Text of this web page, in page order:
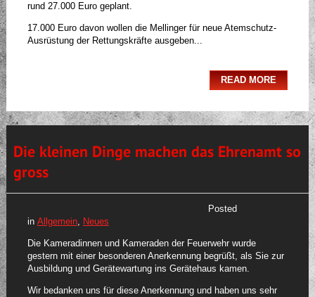
rund 27.000 Euro geplant.
17.000 Euro davon wollen die Mellinger für neue Atemschutz-
Ausrüstung der Rettungskräfte ausgeben...
READ MORE
Die kleinen Dinge machen das Ehrenamt so
gross
Posted
in Allgemein, Neues
Die Kameradinnen und Kameraden der Feuerwehr wurde
gestern mit einer besonderen Anerkennung begrüßt, als Sie zur
Ausbildung und Gerätewartung ins Gerätehaus kamen.
Wir bedanken uns für diese Anerkennung und haben uns sehr